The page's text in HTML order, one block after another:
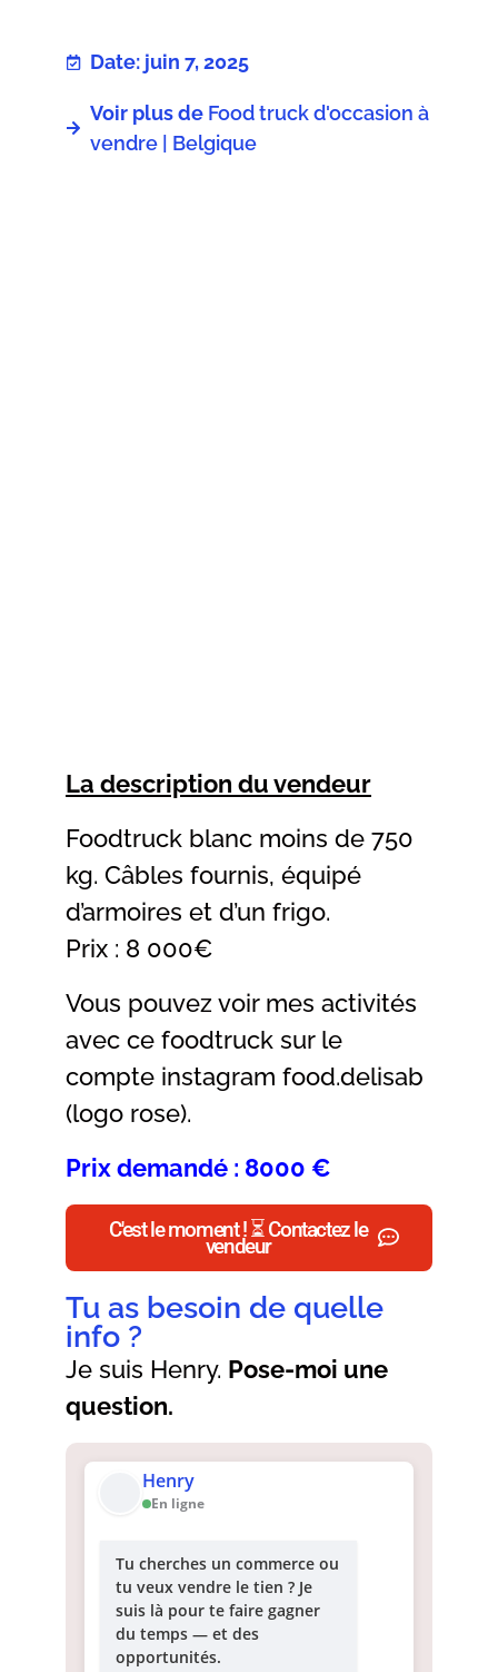
Date: juin 7, 2025
Voir plus de Food truck d'occasion à
vendre | Belgique
La description du vendeur
Foodtruck blanc moins de 750
kg. Câbles fournis, équipé
d’armoires et d’un frigo.
Prix : 8 000€
Vous pouvez voir mes activités
avec ce foodtruck sur le
compte instagram food.delisab
(logo rose).
Prix demandé : 8000 €
C'est le moment ! ⏳ Contactez le
vendeur
Henry
En ligne
Tu cherches un commerce ou
tu veux vendre le tien ? Je
suis là pour te faire gagner
du temps — et des
opportunités.
Je suis Henry. Pose-moi une
question.
Tu as besoin de quelle
info ?